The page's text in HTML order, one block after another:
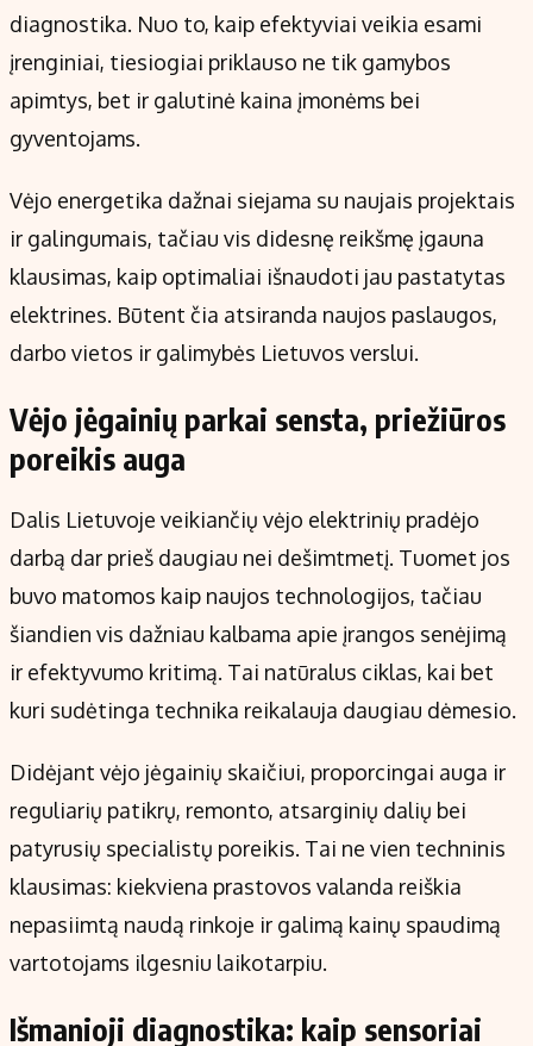
diagnostika. Nuo to, kaip efektyviai veikia esami
įrenginiai, tiesiogiai priklauso ne tik gamybos
apimtys, bet ir galutinė kaina įmonėms bei
gyventojams.
Vėjo energetika dažnai siejama su naujais projektais
ir galingumais, tačiau vis didesnę reikšmę įgauna
klausimas, kaip optimaliai išnaudoti jau pastatytas
elektrines. Būtent čia atsiranda naujos paslaugos,
darbo vietos ir galimybės Lietuvos verslui.
Vėjo jėgainių parkai sensta, priežiūros
poreikis auga
Dalis Lietuvoje veikiančių vėjo elektrinių pradėjo
darbą dar prieš daugiau nei dešimtmetį. Tuomet jos
buvo matomos kaip naujos technologijos, tačiau
šiandien vis dažniau kalbama apie įrangos senėjimą
ir efektyvumo kritimą. Tai natūralus ciklas, kai bet
kuri sudėtinga technika reikalauja daugiau dėmesio.
Didėjant vėjo jėgainių skaičiui, proporcingai auga ir
reguliarių patikrų, remonto, atsarginių dalių bei
patyrusių specialistų poreikis. Tai ne vien techninis
klausimas: kiekviena prastovos valanda reiškia
nepasiimtą naudą rinkoje ir galimą kainų spaudimą
vartotojams ilgesniu laikotarpiu.
Išmanioji diagnostika: kaip sensoriai